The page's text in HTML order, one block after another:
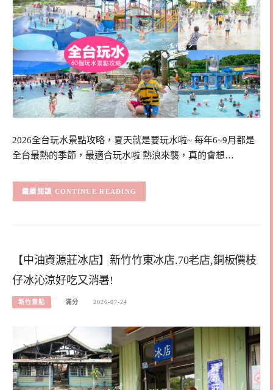
2026全台玩水景點攻略，夏天就是要玩水啦~ 每年6~9月都是
全台最熱的季節，最適合玩水啦 熱浪來襲，真的會想…
CONTINUE READING
【中油資源莊冰店】新竹竹東冰店.70老店,銅板價枝
仔冰沁涼好吃又消暑!
新竹景點 滿分 2026-07-24